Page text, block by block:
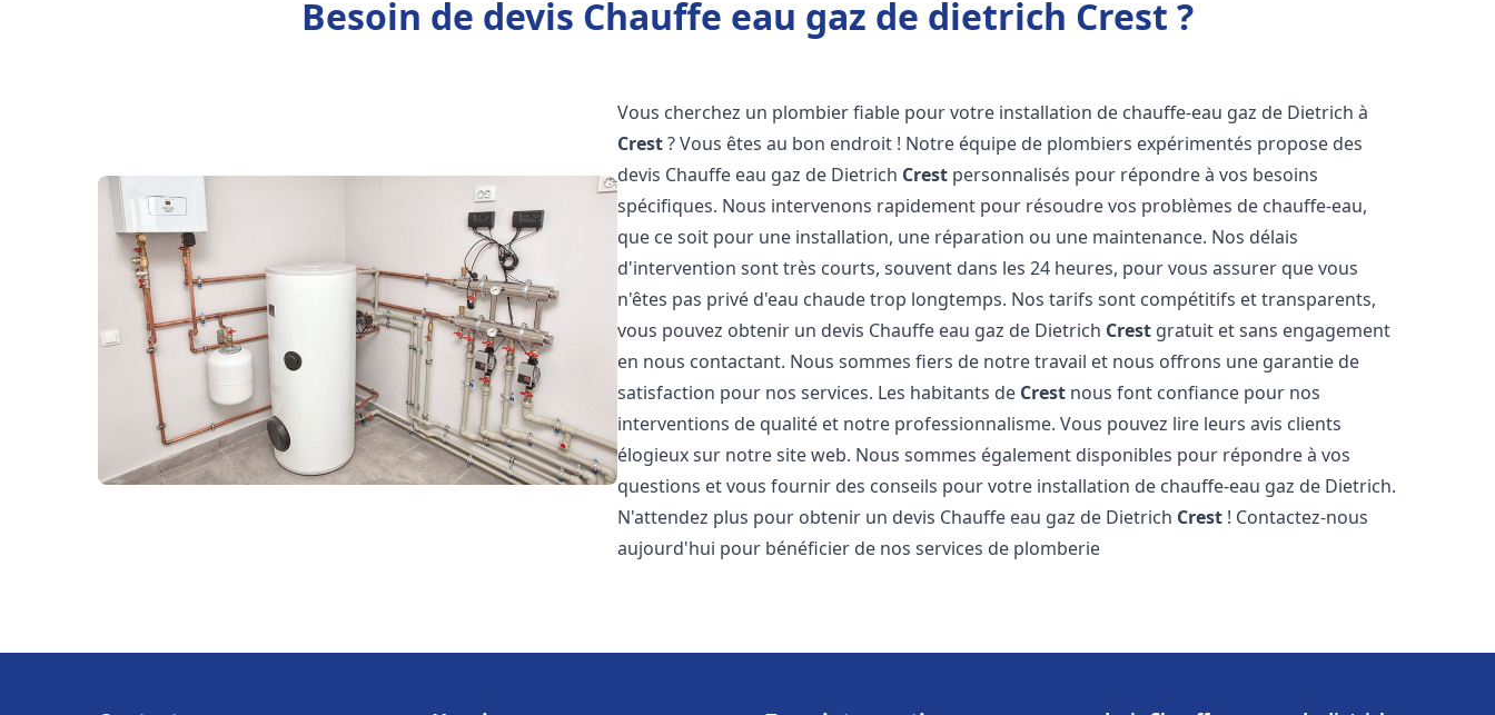
Besoin de devis Chauffe eau gaz de dietrich Crest ?
Vous cherchez un plombier fiable pour votre installation de chauffe-eau gaz de Dietrich à
Crest? Vous êtes au bon endroit ! Notre équipe de plombiers expérimentés propose des
devis Chauffe eau gaz de Dietrich Crest personnalisés pour répondre à vos besoins
spécifiques. Nous intervenons rapidement pour résoudre vos problèmes de chauffe-eau,
que ce soit pour une installation, une réparation ou une maintenance. Nos délais
d'intervention sont très courts, souvent dans les 24 heures, pour vous assurer que vous
n'êtes pas privé d'eau chaude trop longtemps. Nos tarifs sont compétitifs et transparents,
vous pouvez obtenir un devis Chauffe eau gaz de Dietrich Crest gratuit et sans engagement
en nous contactant. Nous sommes fiers de notre travail et nous offrons une garantie de
satisfaction pour nos services. Les habitants de Crest nous font confiance pour nos
interventions de qualité et notre professionnalisme. Vous pouvez lire leurs avis clients
élogieux sur notre site web. Nous sommes également disponibles pour répondre à vos
questions et vous fournir des conseils pour votre installation de chauffe-eau gaz de Dietrich.
N'attendez plus pour obtenir un devis Chauffe eau gaz de Dietrich Crest ! Contactez-nous
aujourd'hui pour bénéficier de nos services de plomberie